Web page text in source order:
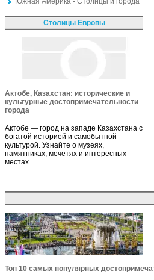
Столицы Европы
Актобе, Казахстан: исторические и
культурные достопримечательности
города
Актобе — город на западе Казахстана с
богатой историей и самобытной
культурой. Узнайте о музеях,
памятниках, мечетях и интересных
местах…
Топ 10 самых популярных